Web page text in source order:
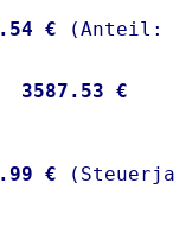
€
3587.53 €
€